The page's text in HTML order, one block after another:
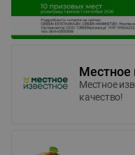
Местное
Местное
качество!